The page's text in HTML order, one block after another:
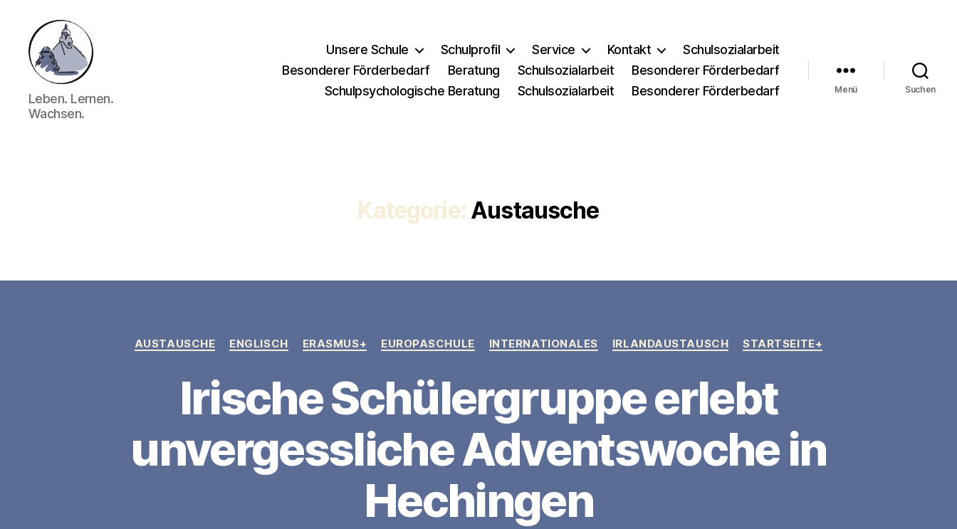
Gymnasium
Hechingen
Leben. Lernen.
Wachsen.
Unsere Schule Schulprofil Service Kontakt
Schulsozialarbeit
Besonderer Förderbedarf
Beratung Schulsozialarbeit
Besonderer Förderbedarf
Schulpsychologische Beratung
Schulsozialarbeit Besonderer Förderbedarf Menü Suchen
Kategorie: Austausche
Kategorien
AUSTAUSCHE ENGLISCH ERASMUS+ EUROPASCHULE INTERNATIONALES IRLANDAUSTAUSCH STARTSEITE+
Irische Schülergruppe erlebt
unvergessliche Adventswoche in
Hechingen